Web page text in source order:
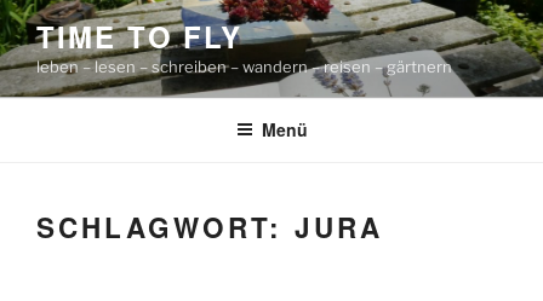
Zum
Inhalt
springen
TIME TO FLY
leben – lesen – schreiben – wandern – reisen – gärtnern
Menü
SCHLAGWORT: JURA